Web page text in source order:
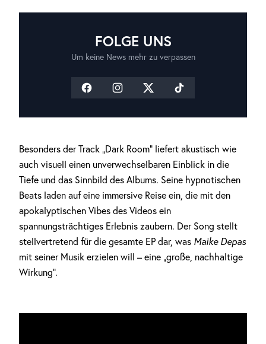
FOLGE UNS
Um keine News mehr zu verpassen
Besonders der Track „Dark Room“ liefert akustisch wie
auch visuell einen unverwechselbaren Einblick in die
Tiefe und das Sinnbild des Albums. Seine hypnotischen
Beats laden auf eine immersive Reise ein, die mit den
apokalyptischen Vibes des Videos ein
spannungsträchtiges Erlebnis zaubern. Der Song stellt
stellvertretend für die gesamte EP dar, was Maike Depas
mit seiner Musik erzielen will – eine „große, nachhaltige
Wirkung“.